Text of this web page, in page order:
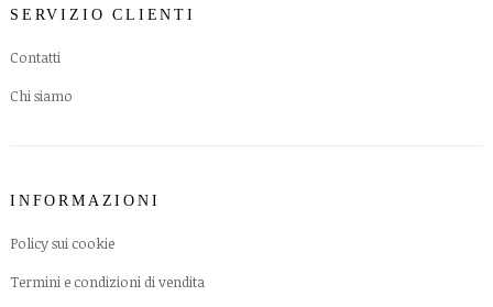
SERVIZIO CLIENTI
Contatti
Chi siamo
INFORMAZIONI
Policy sui cookie
Termini e condizioni di vendita